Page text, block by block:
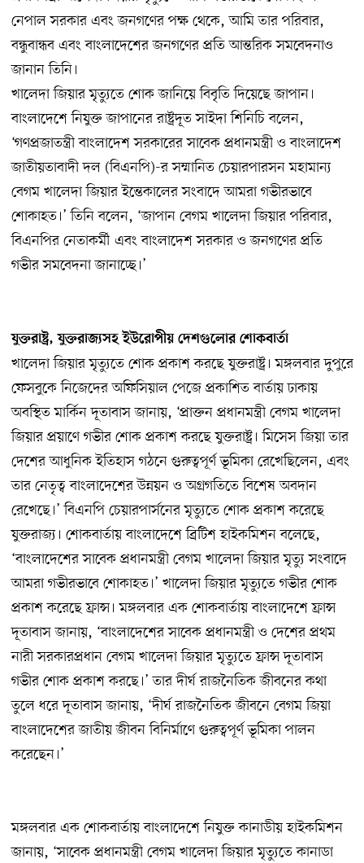
নেপাল সরকার এবং জনগণের পক্ষ থেকে, আমি তার পরিবার,
বন্ধুবান্ধব এবং বাংলাদেশের জনগণের প্রতি আন্তরিক সমবেদনাও
জানান তিনি।
খালেদা জিয়ার মৃত্যুতে শোক জানিয়ে বিবৃতি দিয়েছে জাপান।
বাংলাদেশে নিযুক্ত জাপানের রাষ্ট্রদূত সাইদা শিনিচি বলেন,
‘গণপ্রজাতন্ত্রী বাংলাদেশ সরকারের সাবেক প্রধানমন্ত্রী ও বাংলাদেশ
জাতীয়তাবাদী দল (বিএনপি)-র সম্মানিত চেয়ারপারসন মহামান্য
বেগম খালেদা জিয়ার ইন্তেকালের সংবাদে আমরা গভীরভাবে
শোকাহত।’ তিনি বলেন, ‘জাপান বেগম খালেদা জিয়ার পরিবার,
বিএনপির নেতাকর্মী এবং বাংলাদেশ সরকার ও জনগণের প্রতি
গভীর সমবেদনা জানাচ্ছে।’
যুক্তরাষ্ট্র, যুক্তরাজ্যসহ ইউরোপীয় দেশগুলোর শোকবার্তা
খালেদা জিয়ার মৃত্যুতে শোক প্রকাশ করছে যুক্তরাষ্ট্র। মঙ্গলবার দুপুরে
ফেসবুকে নিজেদের অফিসিয়াল পেজে প্রকাশিত বার্তায় ঢাকায়
অবস্থিত মার্কিন দূতাবাস জানায়, ‘প্রাক্তন প্রধানমন্ত্রী বেগম খালেদা
জিয়ার প্রয়াণে গভীর শোক প্রকাশ করছে যুক্তরাষ্ট্র। মিসেস জিয়া তার
দেশের আধুনিক ইতিহাস গঠনে গুরুত্বপূর্ণ ভূমিকা রেখেছিলেন, এবং
তার নেতৃত্ব বাংলাদেশের উন্নয়ন ও অগ্রগতিতে বিশেষ অবদান
রেখেছে।’ বিএনপি চেয়ারপার্সনের মৃত্যুতে শোক প্রকাশ করেছে
যুক্তরাজ্য। শোকবার্তায় বাংলাদেশে ব্রিটিশ হাইকমিশন বলেছে,
‘বাংলাদেশের সাবেক প্রধানমন্ত্রী বেগম খালেদা জিয়ার মৃত্যু সংবাদে
আমরা গভীরভাবে শোকাহত।’ খালেদা জিয়ার মৃত্যুতে গভীর শোক
প্রকাশ করেছে ফ্রান্স। মঙ্গলবার এক শোকবার্তায় বাংলাদেশে ফ্রান্স
দূতাবাস জানায়, ‘বাংলাদেশের সাবেক প্রধানমন্ত্রী ও দেশের প্রথম
নারী সরকারপ্রধান বেগম খালেদা জিয়ার মৃত্যুতে ফ্রান্স দূতাবাস
গভীর শোক প্রকাশ করছে।’ তার দীর্ঘ রাজনৈতিক জীবনের কথা
তুলে ধরে দূতাবাস জানায়, ‘দীর্ঘ রাজনৈতিক জীবনে বেগম জিয়া
বাংলাদেশের জাতীয় জীবন বিনির্মাণে গুরুত্বপূর্ণ ভূমিকা পালন
করেছেন।’
মঙ্গলবার এক শোকবার্তায় বাংলাদেশে নিযুক্ত কানাডীয় হাইকমিশন
জানায়, ‘সাবেক প্রধানমন্ত্রী বেগম খালেদা জিয়ার মৃত্যুতে কানাডা